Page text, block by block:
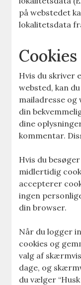
på webstedet
lokalitetsdata
Cookies
Hvis du skriver
websted, kan
mailadresse og
din
dine
kommentar.
Hvis du
midlertidig
accepterer
ingen
din browser.
Når du logger
cookies og
valg af
dage, og
du vælger